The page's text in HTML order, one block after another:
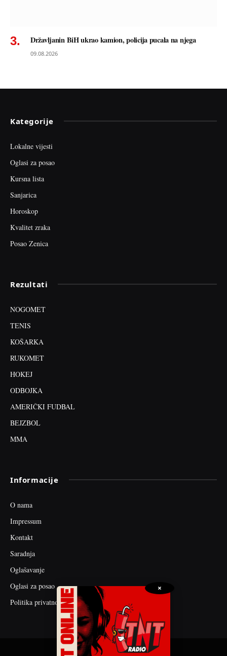
Državljanin BiH ukrao kamion, policija pucala na njega
09.08.2026
Kategorije
Lokalne vijesti
Oglasi za posao
Kursna lista
Sanjarica
Horoskop
Kvalitet zraka
Posao Zenica
Rezultati
NOGOMET
TENIS
KOŠARKA
RUKOMET
HOKEJ
ODBOJKA
AMERIČKI FUDBAL
BEJZBOL
MMA
Informacije
O nama
Impressum
Kontakt
Saradnja
Oglašavanje
Oglasi za posao
Politika privatnosti
×